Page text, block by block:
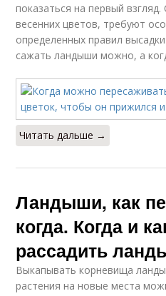
показаться на первый
весенних цветов, требуют
определенных правил
сажать ландыши можно, а
Читать дальше →
Ландыши, как
когда. Когда и
рассадить
Выкапывать корневища
растения на новые места